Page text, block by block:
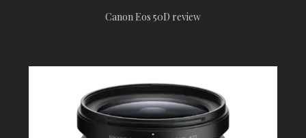
Canon Eos 50D review